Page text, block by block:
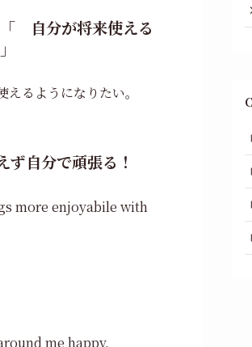
自分が将来使える
るようになりたい。
自分で頑張る！
more enjoyabile with
me happy.